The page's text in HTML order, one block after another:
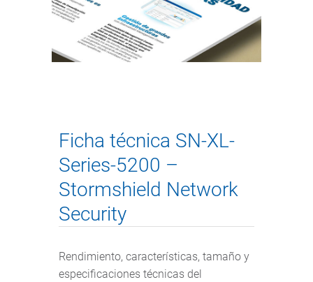
Ficha técnica SN-XL-
Series-5200 –
Stormshield Network
Security
Rendimiento, características, tamaño y
especificaciones técnicas del